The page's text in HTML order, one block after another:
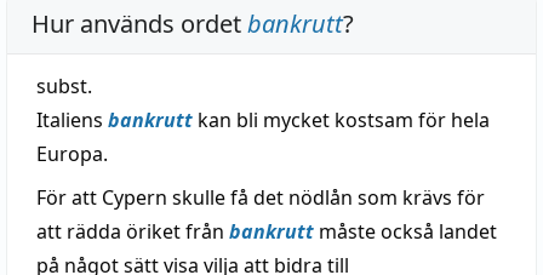
Hur används ordetbankrutt?
subst.
Italiens bankrutt kan bli mycket kostsam för hela
Europa.
För att Cypern skulle få det nödlån som krävs för
att rädda öriket från bankrutt måste också landet
på något sätt visa vilja att bidra till